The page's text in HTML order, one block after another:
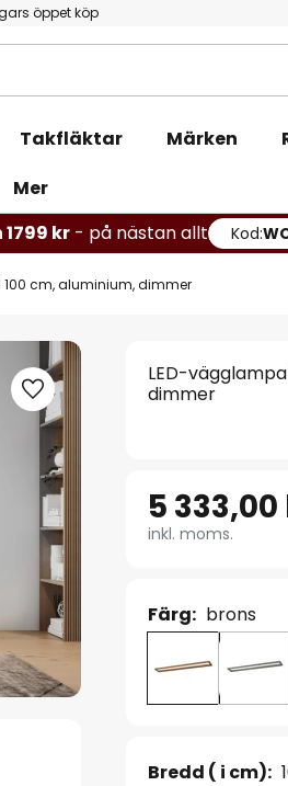
öppet köp
Takfläktar Märken
Mer
kr - på nästan allt Kod:
100 cm, aluminium, dimmer
LED-
dimmer
5
inkl. moms.
Färg: brons
Bredd ( i cm):